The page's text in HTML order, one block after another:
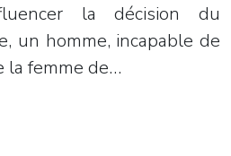
la décision du
un homme, incapable de
la femme de…